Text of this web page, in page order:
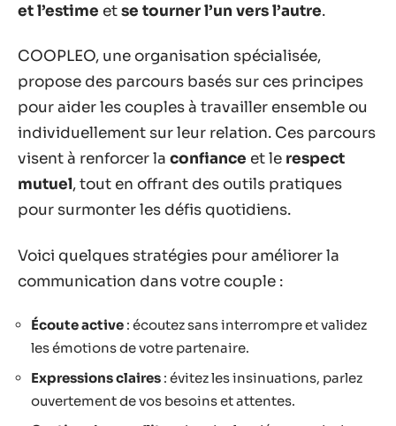
et l’estime etse tourner l’un vers l’autre.
COOPLEO, une organisation spécialisée,
propose des parcours basés sur ces principes
pour aider les couples à travailler ensemble ou
individuellement sur leur relation. Ces parcours
visent à renforcer la confiance et le respect
mutuel, tout en offrant des outils pratiques
pour surmonter les défis quotidiens.
Voici quelques stratégies pour améliorer la
communication dans votre couple :
Écoute active : écoutez sans interrompre et validez
les émotions de votre partenaire.
Expressions claires : évitez les insinuations, parlez
ouvertement de vos besoins et attentes.